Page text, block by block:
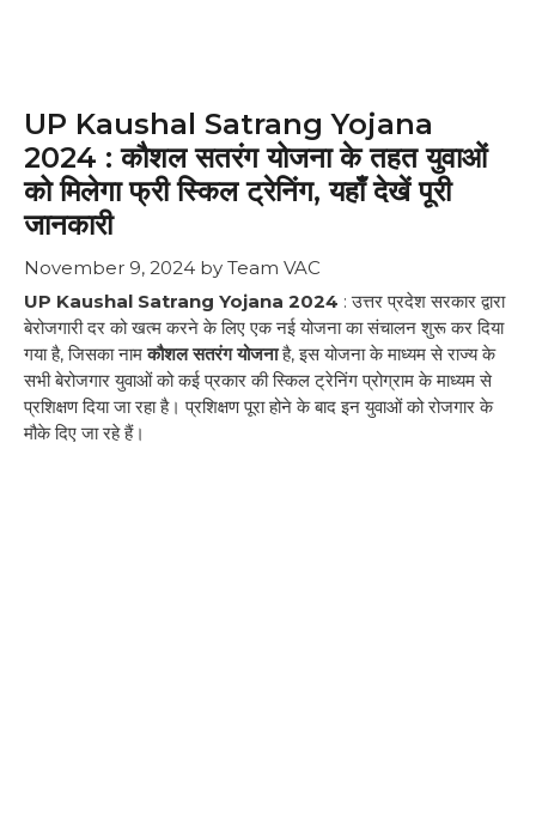
UP Kaushal Satrang Yojana
2024 : कौशल सतरंग योजना के तहत युवाओं
को मिलेगा फ्री स्किल ट्रेनिंग, यहाँ देखें पूरी
जानकारी
November 9, 2024 by Team VAC
UP Kaushal Satrang Yojana 2024 : उत्तर प्रदेश सरकार द्वारा
बेरोजगारी दर को खत्म करने के लिए एक नई योजना का संचालन शुरू कर दिया
गया है, जिसका नामकौशल सतरंग योजनाहै, इस योजना के माध्यम से राज्य के
सभी बेरोजगार युवाओं को कई प्रकार की स्किल ट्रेनिंग प्रोग्राम के माध्यम से
प्रशिक्षण दिया जा रहा है। प्रशिक्षण पूरा होने के बाद इन युवाओं को रोजगार के
मौके दिए जा रहे हैं।